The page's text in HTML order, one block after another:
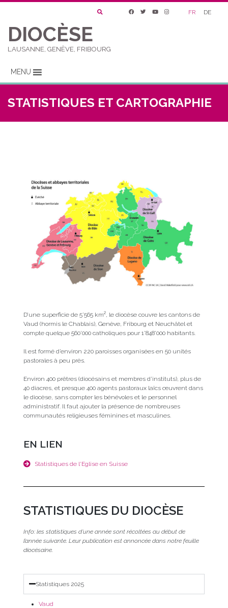
FR DE
DIOCÈSE
LAUSANNE, GENÈVE, FRIBOURG
MENU
STATISTIQUES ET CARTOGRAPHIE
D’une superficie de 5’565 km2, le diocèse couvre les cantons de
Vaud (hormis le Chablais), Genève, Fribourg et Neuchâtel et
compte quelque 560’000 catholiques pour 1’848’000 habitants.
Il est formé d’environ 220 paroisses organisées en 50 unités
pastorales à peu près.
Environ 400 prêtres (diocésains et membres d’instituts), plus de
40 diacres, et presque 400 agents pastoraux laïcs œuvrent dans
le diocèse, sans compter les bénévoles et le personnel
administratif. Il faut ajouter la présence de nombreuses
communautés religieuses féminines et masculines.
EN LIEN
Statistiques de l'Eglise en Suisse
STATISTIQUES DU DIOCÈSE
Info: les statistiques d’une année sont récoltées au début de
l’année suivante. Leur publication est annoncée dans notre feuille
diocésaine.
Statistiques 2025
Vaud